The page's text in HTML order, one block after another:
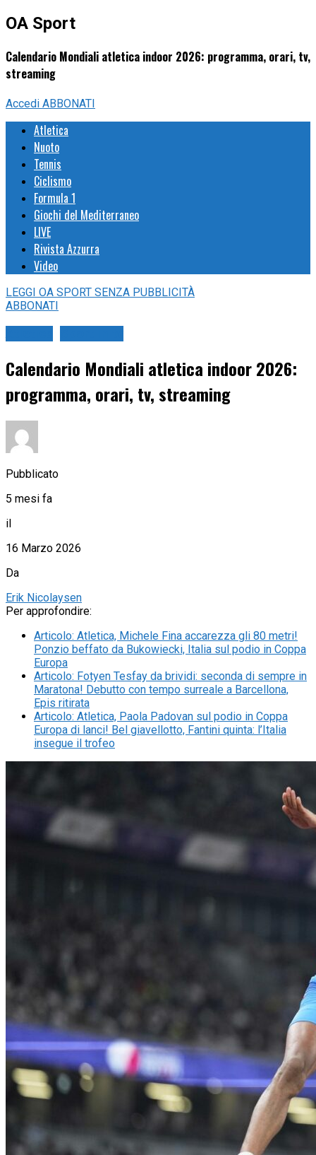
OA Sport
Calendario Mondiali atletica indoor 2026: programma, orari, tv,
streaming
Accedi ABBONATI
Atletica
Nuoto
Tennis
Ciclismo
Formula 1
Giochi del Mediterraneo
LIVE
Rivista Azzurra
Video
LEGGI OA SPORT SENZA PUBBLICITÀ
ABBONATI
Calendario Mondiali atletica indoor 2026:
programma, orari, tv, streaming
Pubblicato
5 mesi fa
il
16 Marzo 2026
Da
Erik Nicolaysen
Per approfondire:
Articolo: Atletica, Michele Fina accarezza gli 80 metri!
Ponzio beffato da Bukowiecki, Italia sul podio in Coppa
Europa
Articolo: Fotyen Tesfay da brividi: seconda di sempre in
Maratona! Debutto con tempo surreale a Barcellona,
Epis ritirata
Articolo: Atletica, Paola Padovan sul podio in Coppa
Europa di lanci! Bel giavellotto, Fantini quinta: l’Italia
insegue il trofeo